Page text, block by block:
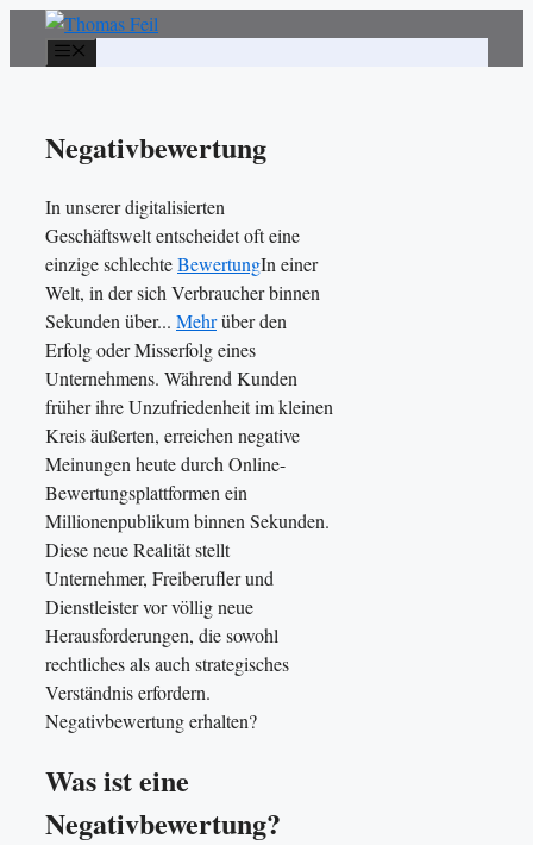
Negativbewertung
In unserer digitalisierten
Geschäftswelt entscheidet oft eine
einzige schlechteBewertungIn einer
Welt, in der sich Verbraucher binnen
Sekunden über... Mehrüber den
Erfolg oder Misserfolg eines
Unternehmens. Während Kunden
früher ihre Unzufriedenheit im kleinen
Kreis äußerten, erreichen negative
Meinungen heute durch Online-
Bewertungsplattformen ein
Millionenpublikum binnen Sekunden.
Diese neue Realität stellt
Unternehmer, Freiberufler und
Dienstleister vor völlig neue
Herausforderungen, die sowohl
rechtliches als auch strategisches
Verständnis erfordern.
Negativbewertung erhalten?
Was ist eine
Negativbewertung?